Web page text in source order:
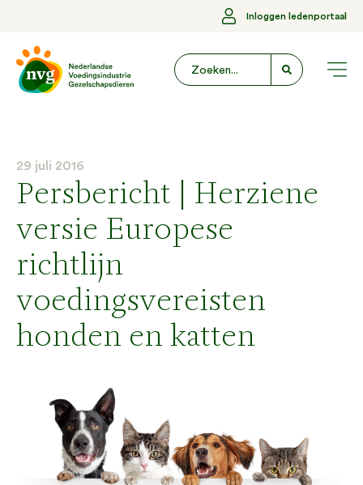
Inloggen ledenportaal
29 juli 2016
Persbericht | Herziene
versie Europese
richtlijn
voedingsvereisten
honden en katten